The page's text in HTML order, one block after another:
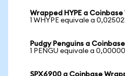
Wrapped HYPE a
1 WHYPE equivale a
Pudgy Penguins a
1 PENGU equivale a
SPX6900 a Coinbase